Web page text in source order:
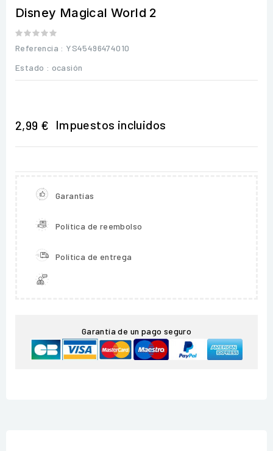
Disney Magical World 2
Referencia : YS45496474010
Estado : ocasión
2,99 € Impuestos incluidos
Garantías
Política de reembolso
Política de entrega
Garantía de un pago seguro